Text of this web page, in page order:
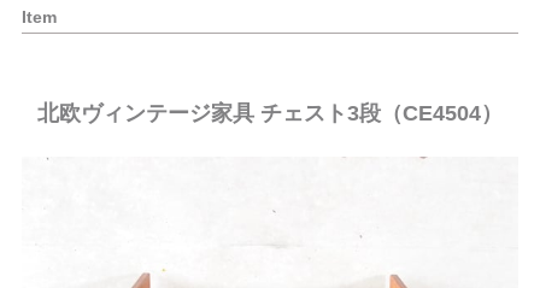
Item
北欧ヴィンテージ家具 チェスト3段（CE4504）